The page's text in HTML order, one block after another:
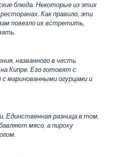
блюда. Некоторые из этих
Как правило, эти
повезло их встретить,
названного в честь
Кипре. Его готовят с
с маринованными огурцами и
Единственная разница в том,
мясо, а пироху